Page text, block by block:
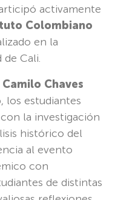
activamente
Colombiano
en la
de Cali.
Camilo Chaves
los estudiantes
la investigación
histórico del
al evento
con
de distintas